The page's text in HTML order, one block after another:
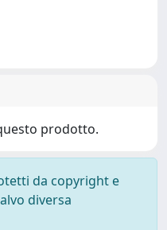
prodotto.
da copyright e
diversa